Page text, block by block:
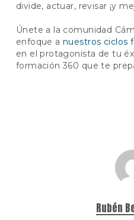
divide, actuar, revisar ¡y
Únete a la comunidad
enfoque anuestros ciclos
en el protagonista de tu
formación 360 que te
Rubén